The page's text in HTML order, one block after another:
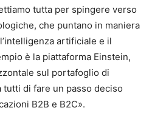
tutta per spingere verso
che puntano in maniera
artificiale e il
è la piattaforma Einstein,
sul portafoglio di
di fare un passo deciso
B2B e B2C».